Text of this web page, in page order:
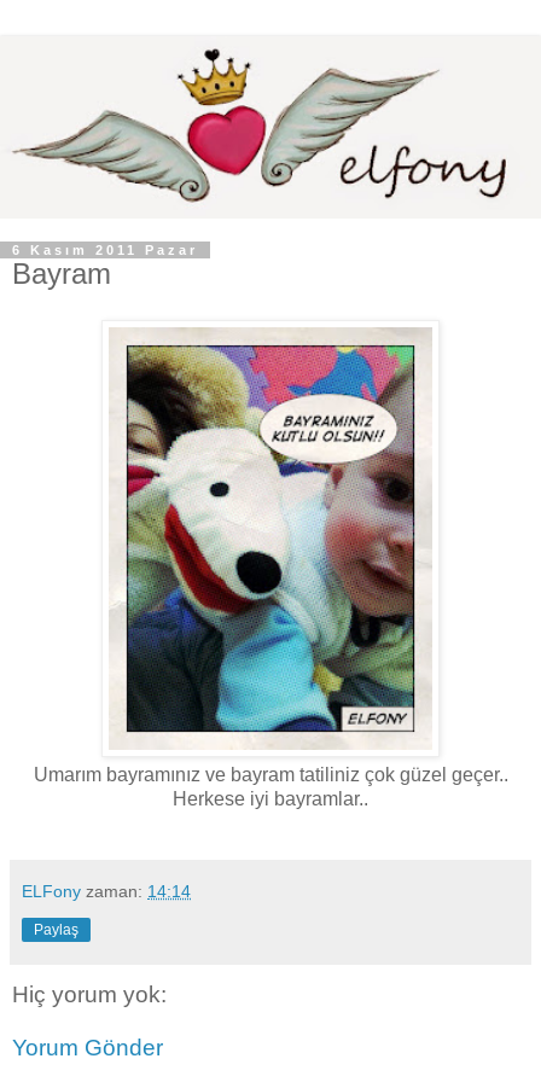
6 Kasım 2011 Pazar
Bayram
Umarım bayramınız ve bayram tatiliniz çok güzel geçer..
Herkese iyi bayramlar..
ELFony zaman: 14:14
Paylaş
Hiç yorum yok:
Yorum Gönder